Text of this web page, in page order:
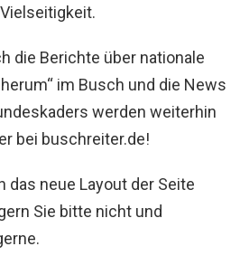
die Berichte über nationale
im Busch und die News
werden weiterhin
bei buschreiter.de!
das neue Layout der Seite
Sie bitte nicht und